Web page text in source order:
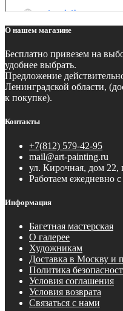
О нашем магазине
Бесплатно привезем на
удобнее выбрать.
Предложение
Ленинградской области,
к покупке).
Контакты
+7(812) 579-42-95
mail@art-painting.ru
ул. Кирочная, дом 22,
Работаем ежедневно
Информация
Багетная мастерская
О галерее
Художникам
Доставка в Москву и
Политика
Условия соглашения
Условия возврата
Связаться с нами